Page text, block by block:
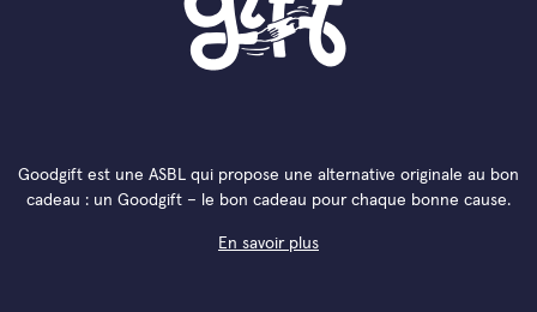
Goodgift est une ASBL qui propose une alternative originale au bon
cadeau : un Goodgift – le bon cadeau pour chaque bonne cause.
En savoir plus